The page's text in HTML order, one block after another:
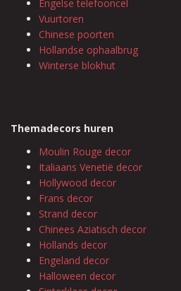
Engelse telefooncel
Vuurtoren
Chinese poorten
Hollandse ophaalbrug
Winterse blokhut
Themadecors huren
Moulin Rouge decor
Italiaans Venetië decor
Hollywood decor
Frans decor
Strand decor
Chinees Aziatisch decor
Hollands decor
Engeland decor
Halloween decor